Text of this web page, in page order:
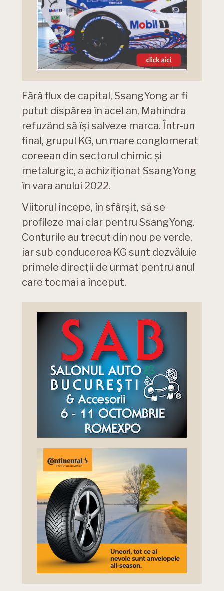
Fără flux de capital, SsangYong ar fi
putut dispărea în acel an, Mahindra
refuzând să își salveze marca. Într-un
final, grupul KG, un mare conglomerat
coreean din sectorul chimic și
metalurgic, a achiziționat SsangYong
în vara anului 2022.
Viitorul începe, în sfârșit, să se
profileze mai clar pentru SsangYong.
Conturile au trecut din nou pe verde,
iar sub conducerea KG sunt dezvăluie
primele direcții de urmat pentru anul
care tocmai a început.